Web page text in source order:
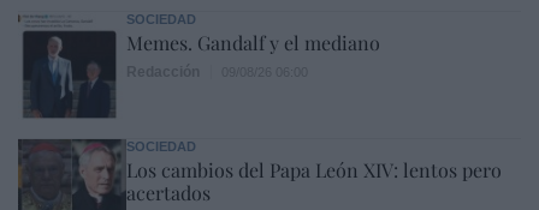
SOCIEDAD
Memes. Gandalf y el mediano
SOCIEDAD
Los cambios del Papa León XIV: lentos pero
acertados